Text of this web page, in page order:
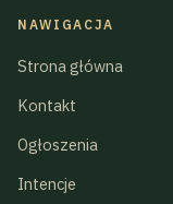
NAWIGACJA
Strona główna
Kontakt
Ogłoszenia
Intencje